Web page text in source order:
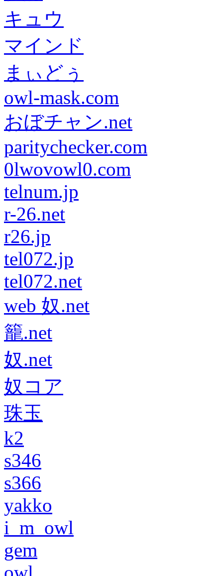
キュウ
マインド
まぃどぅ
owl-mask.com
おぼチャン.net
paritychecker.com
0lwovowl0.com
telnum.jp
r-26.net
r26.jp
tel072.jp
tel072.net
web 奴.net
籠.net
奴.net
奴コア
珠玉
k2
s346
s366
yakko
i_m_owl
gem